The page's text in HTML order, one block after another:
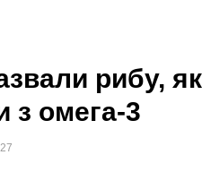
рибу,
з омега-3